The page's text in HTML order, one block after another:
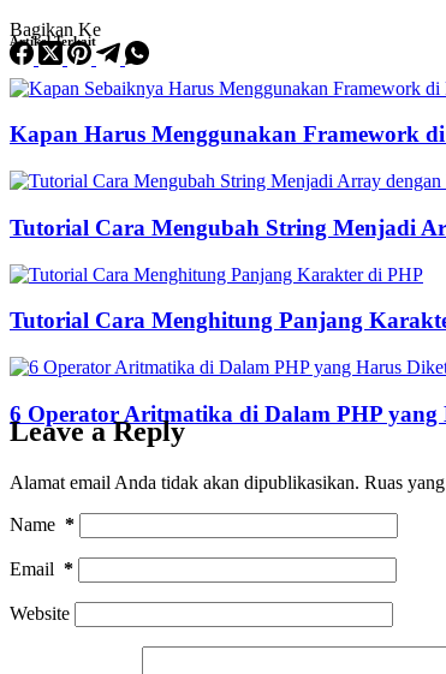
Bagikan Ke
Artikel Terkait
Kapan Harus Menggunakan Framework
Tutorial Cara Mengubah String Menjadi
Tutorial Cara Menghitung Panjang
6 Operator Aritmatika di Dalam PHP yang
Leave a Reply
Alamat email Anda tidak akan dipublikasikan. Ruas
Name *
Email *
Website